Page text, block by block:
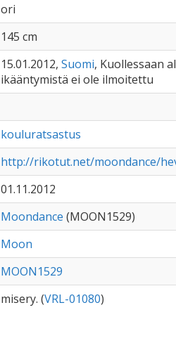
ori
145 cm
15.01.2012, Suomi, Kuollessaan
ikääntymistä ei ole ilmoitettu
kouluratsastus
http://rikotut.net/moondance/
01.11.2012
Moondance (MOON1529)
Moon
MOON1529
misery. (VRL-01080)